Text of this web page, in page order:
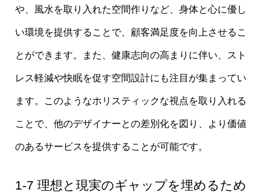
や、風水を取り入れた空間作りなど、身体と心に優し
い環境を提供することで、顧客満足度を向上させるこ
とができます。また、健康志向の高まりに伴い、スト
レス軽減や快眠を促す空間設計にも注目が集まってい
ます。このようなホリスティックな視点を取り入れる
ことで、他のデザイナーとの差別化を図り、より価値
のあるサービスを提供することが可能です。
1-7 理想と現実のギャップを埋めるため